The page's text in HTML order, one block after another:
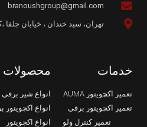
branoushgroup@gmail.com
تهران، سید خندان ، خیابان
خدمات
تعمیر اکچویتور AUMA
تعمیر اکچویتور برقی
تعمیر کنترل ولو
محصولات
انواع شیر برقی
انواع اکچویتور
انواع اکچویتور